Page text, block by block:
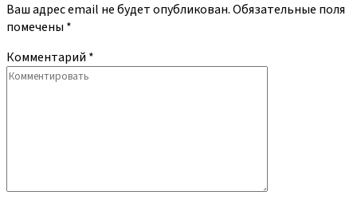
Ваш адрес email не будет опубликован.Обязательные поля
помечены *
Комментарий *